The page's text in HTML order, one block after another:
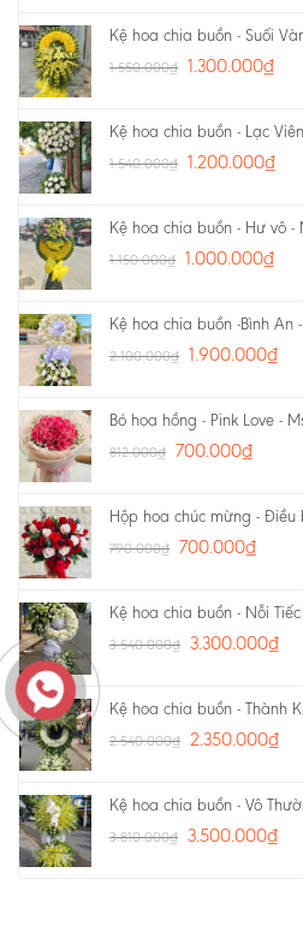
Kệ hoa chia buồn - Suối
1.550.000₫ 1.300.000₫
Kệ hoa chia buồn - Lạc
1.540.000₫ 1.200.000₫
Kệ hoa chia buồn - Hư vô -
1.150.000₫ 1.000.000₫
Kệ hoa chia buồn -Bình An
2.100.000₫ 1.900.000₫
Bó hoa hồng - Pink Love -
812.000₫ 700.000₫
Hộp hoa chúc mừng - Điều
790.000₫ 700.000₫
Kệ hoa chia buồn - Nỗi
3.540.000₫ 3.300.000₫
Kệ hoa chia buồn - Thành
2.540.000₫ 2.350.000₫
Kệ hoa chia buồn - Vô
3.810.000₫ 3.500.000₫